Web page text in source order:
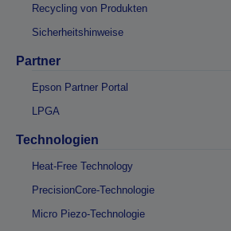
Recycling von Produkten
Sicherheitshinweise
Partner
Epson Partner Portal
LPGA
Technologien
Heat-Free Technology
PrecisionCore-Technologie
Micro Piezo-Technologie